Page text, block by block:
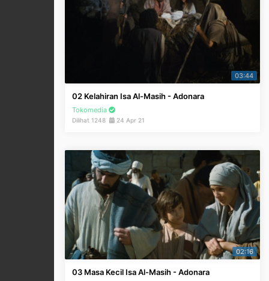
03:44
02 Kelahiran Isa Al-Masih - Adonara
Tokomedia
Dilihat 1248 24 Apr 21
02:16
03 Masa Kecil Isa Al-Masih - Adonara